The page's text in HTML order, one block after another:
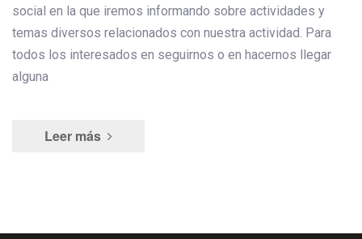
social en la que iremos informando sobre actividades y
temas diversos relacionados con nuestra actividad. Para
todos los interesados en seguirnos o en hacernos llegar
alguna
Leer más